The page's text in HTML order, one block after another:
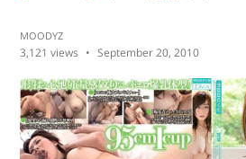
MOODYZ
3,121 views September 20, 2010